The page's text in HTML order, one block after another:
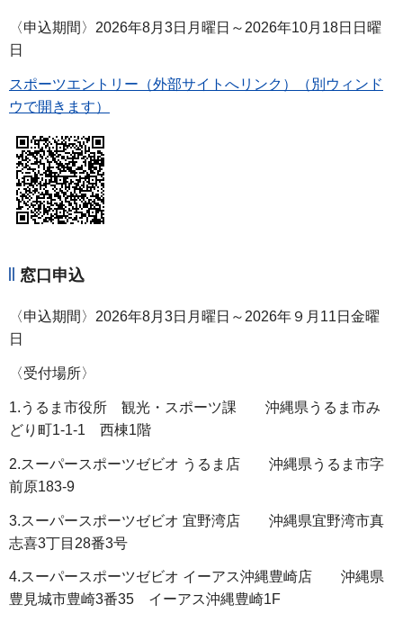
〈申込期間〉2026年8月3日月曜日～2026年10月18日日曜
日
スポーツエントリー（外部サイトへリンク）（別ウィンド
ウで開きます）
窓口申込
〈申込期間〉2026年8月3日月曜日～2026年９月11日金曜
日
〈受付場所〉
1.うるま市役所 観光・スポーツ課 沖縄県うるま市み
どり町1-1-1 西棟1階
2.スーパースポーツゼビオ うるま店 沖縄県うるま市字
前原183-9
3.スーパースポーツゼビオ 宜野湾店 沖縄県宜野湾市真
志喜3丁目28番3号
4.スーパースポーツゼビオ イーアス沖縄豊崎店 沖縄県
豊見城市豊崎3番35 イーアス沖縄豊崎1F